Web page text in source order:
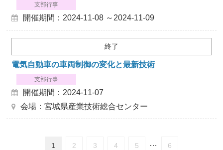
支部行事
開催期間：2024-11-08 ～2024-11-09
終了
電気自動車の車両制御の変化と最新技術
支部行事
開催期間：2024-11-07
会場：宮城県産業技術総合センター
1 2 3 4 5 … 6